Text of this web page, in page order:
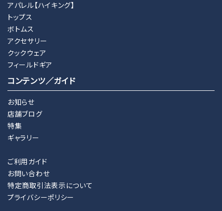
アパレル【ハイキング】
トップス
ボトムス
アクセサリー
クックウェア
フィールドギア
コンテンツ／ガイド
お知らせ
店舗ブログ
特集
ギャラリー
ご利用ガイド
お問い合わせ
特定商取引法表示について
プライバシーポリシー